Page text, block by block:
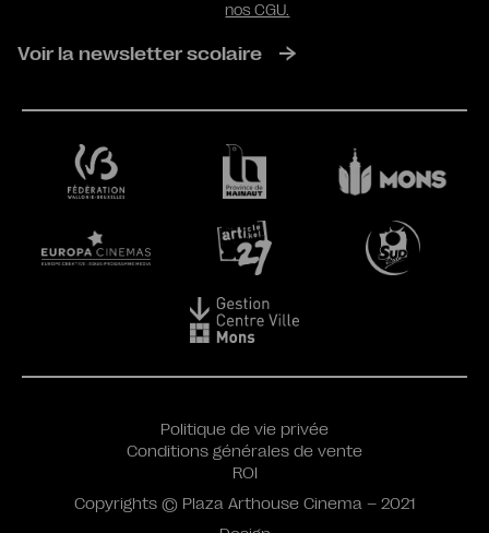
nos CGU.
Voir la newsletter scolaire
Politique de vie privée
Conditions générales de vente
ROI
Copyrights © Plaza Arthouse Cinema – 2021